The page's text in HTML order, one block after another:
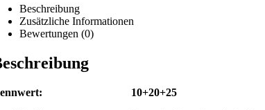
Beschreibung
Zusätzliche Informationen
Bewertungen (0)
10+20+25